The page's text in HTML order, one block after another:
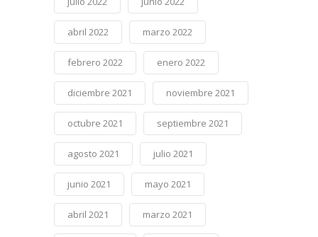
abril 2022 marzo 2022
febrero 2022 enero 2022
diciembre 2021 noviembre 2021
octubre 2021 septiembre 2021
agosto 2021 julio 2021
junio 2021 mayo 2021
abril 2021 marzo 2021